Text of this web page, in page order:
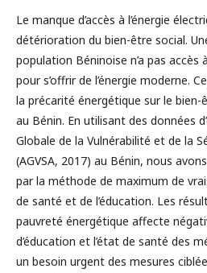
Le manque d’accès à l’énergie
détérioration du bien-être social.
population Béninoise n’a pas accès
pour s’offrir de l’énergie moderne.
la précarité énergétique sur le bien-
au Bénin. En utilisant des données
Globale de la Vulnérabilité et de la
(AGVSA, 2017) au Bénin, nous
par la méthode de maximum de
de santé et de l’éducation. Les
pauvreté énergétique affecte
d’éducation et l’état de santé des
un besoin urgent des mesures